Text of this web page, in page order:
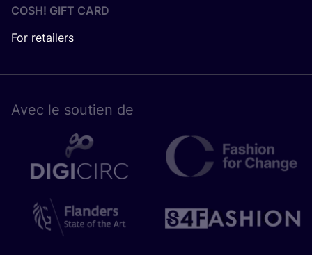
COSH! GIFT CARD
For retailers
Avec le sou­tien de